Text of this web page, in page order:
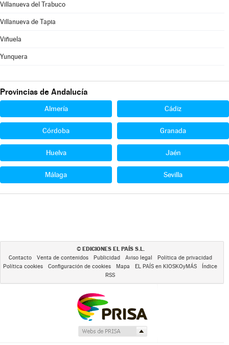
Villanueva del Trabuco
Villanueva de Tapia
Viñuela
Yunquera
Provincias de Andalucía
Almería Cádiz
Córdoba Granada
Huelva Jaén
Málaga Sevilla
© EDICIONES EL PAÍS S.L.
Contacto Venta de contenidos Publicidad Aviso legal
Política de privacidad
Política cookies
Configuración de cookies Mapa EL PAÍS en KIOSKOyMÁS
Índice
RSS